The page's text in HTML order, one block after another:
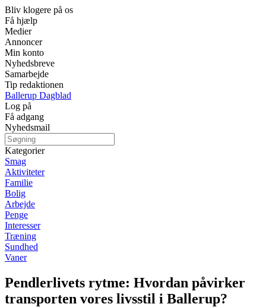
Bliv klogere på os
Få hjælp
Medier
Annoncer
Min konto
Nyhedsbreve
Samarbejde
Tip redaktionen
Ballerup Dagblad
Log på
Få adgang
Nyhedsmail
Kategorier
Smag
Aktiviteter
Familie
Bolig
Arbejde
Penge
Interesser
Træning
Sundhed
Vaner
Pendlerlivets rytme: Hvordan påvirker
transporten vores livsstil i Ballerup?